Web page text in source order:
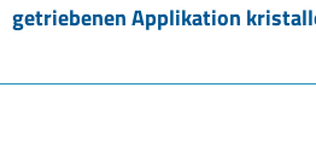
getriebenen Applikation